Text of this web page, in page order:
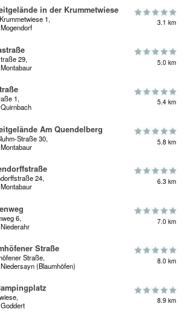
in der Krummetwiese
1,
3.1 km
29,
5.0 km
1,
5.4 km
Am Quendelberg
Straße 30,
5.8 km
24,
6.3 km
6,
7.0 km
Straße
Straße,
(Blaumhöfen)
8.0 km
8.9 km